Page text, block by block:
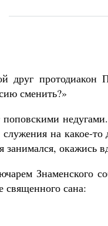
протодиакон
сменить?»
на какое-то
окажись
Знаменского
священного сана: